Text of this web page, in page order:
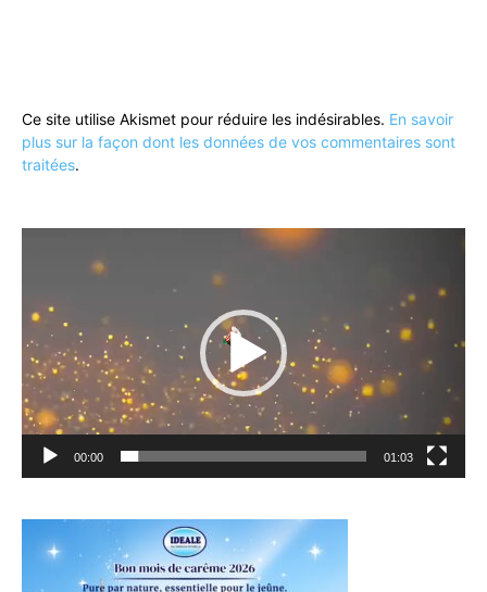
Ce site utilise Akismet pour réduire les indésirables. En savoir
plus sur la façon dont les données de vos commentaires sont
traitées.
00:00 01:03